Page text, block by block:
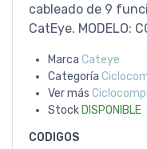
cableado de 9
CatEye. MODELO:
Marca Cateye
Categoría
Ver más
Stock DISPONIBLE
CODIGOS